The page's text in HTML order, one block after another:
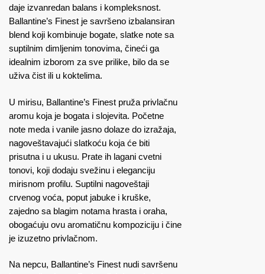
daje izvanredan balans i kompleksnost.
Ballantine’s Finest je savršeno izbalansiran
blend koji kombinuje bogate, slatke note sa
suptilnim dimljenim tonovima, čineći ga
idealnim izborom za sve prilike, bilo da se
uživa čist ili u koktelima.
U mirisu, Ballantine’s Finest pruža privlačnu
aromu koja je bogata i slojevita. Početne
note meda i vanile jasno dolaze do izražaja,
nagoveštavajući slatkoću koja će biti
prisutna i u ukusu. Prate ih lagani cvetni
tonovi, koji dodaju svežinu i eleganciju
mirisnom profilu. Suptilni nagoveštaji
crvenog voća, poput jabuke i kruške,
zajedno sa blagim notama hrasta i oraha,
obogaćuju ovu aromatičnu kompoziciju i čine
je izuzetno privlačnom.
Na nepcu, Ballantine’s Finest nudi savršenu